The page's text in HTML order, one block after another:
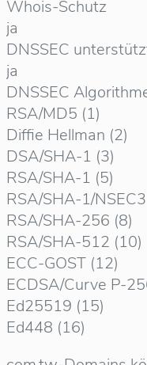
Whois-Schutz
ja
DNSSEC
ja
DNSSEC
RSA/MD5 (1)
Diffie Hellman (2)
DSA/SHA-1 (3)
RSA/SHA-1 (5)
RSA/SHA-1/
RSA/SHA-256 (8)
RSA/SHA-512 (10)
ECC-GOST (12)
ECDSA/Curve P-
Ed25519 (15)
Ed448 (16)